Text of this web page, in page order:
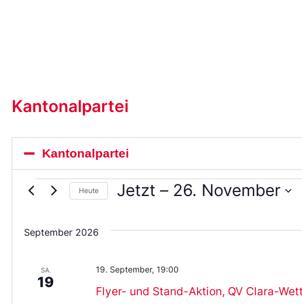
Kantonalpartei
Kantonalpartei
Heute Jetzt – 26. November
das
September 2026
SA.
19
Flyer- und Stand-Aktion, QV Clara-
19. September, 19:00